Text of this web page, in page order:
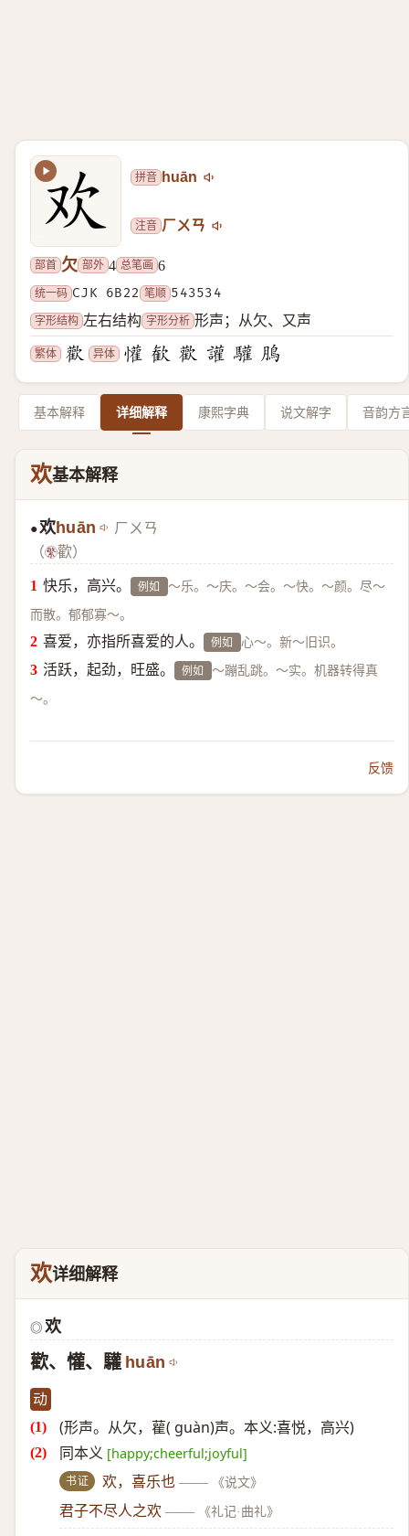
拼音 huān
注音 ㄏㄨㄢ
部首 欠 部外 4 总笔画 6
统一码 CJK 6B22 笔顺 543534
字形结构 左右结构 字形分析 形声；从欠、又声
繁体 异体
基本解释 详细解释 康熙字典 说文解字 音韵方
欢基本解释
●欢huān ㄏㄨㄢ
（
歡）
快乐，高兴。
例如 ～乐。～庆。～会。～快。～颜。尽～
而散。郁郁寡～。
喜爱，亦指所喜爱的人。 例如 心～。新～旧识。
活跃，起劲，旺盛。 例如 ～蹦乱跳。～实。机器转得真
～。
反馈
欢详细解释
◎ 欢
歡、懽、驩 huān
动
(形声。从欠，雚( guàn)声。本义:喜悦，高兴)
同本义 [happy;cheerful;joyful]
书证 欢，喜乐也 —— 《说文》
君子不尽人之欢 —— 《礼记·曲礼》